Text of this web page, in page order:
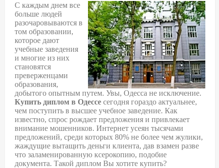
СПЕЦИАЛЬНОСТИ
ВУЗЫ УКРАИНЫ
ДИПЛОМЫ В ГОРОДАХ
КОНТАКТЫ
С каждым днем все
больше людей
разочаровываются в
том образовании,
которое дают
учебные заведения
и многие из них
становятся
преверженцами
образования,
добытого опытным путем. Увы, Одесса не исключение.
Купить диплом в Одессесегодня гораздо актуальнее,
чем поступить в высшее учебное заведение. Как
известно, спрос рождает предложения и привлекает
внимание мошенников. Интернет усеян тысячами
предложений, среди которых 80% не более чем жулики,
жаждущие вытащить деньги клиента, дав взамен разве
что заламенированную ксерокопию, подобие
документа. Такой диплом Вы хотите купить?